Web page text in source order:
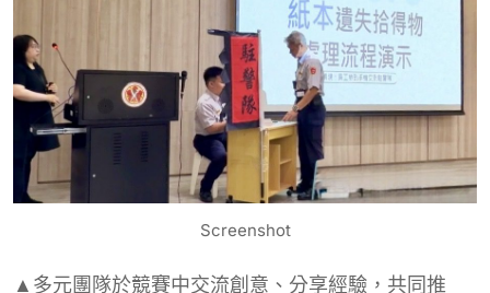
Screenshot
▲多元團隊於競賽中交流創意、分享經驗，共同推